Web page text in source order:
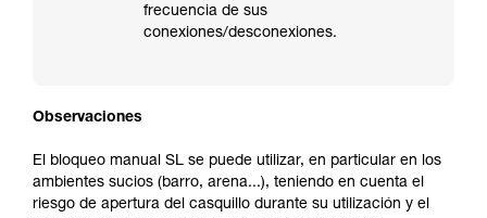
frecuencia de sus
conexiones/desconexiones.
Observaciones
El bloqueo manual SL se puede utilizar, en particular en los
ambientes sucios (barro, arena...), teniendo en cuenta el
riesgo de apertura del casquillo durante su utilización y el